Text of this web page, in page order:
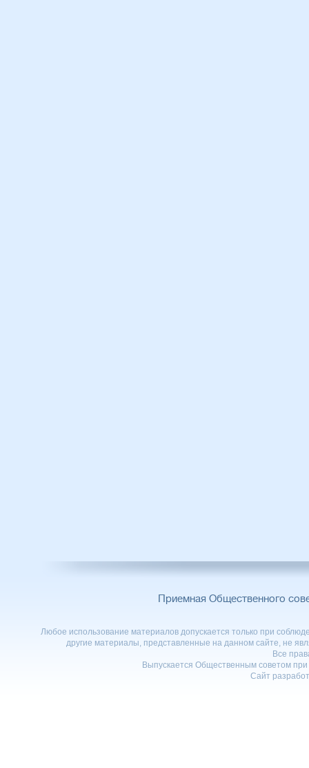
Приемная Общественного
Любое использование материалов допускается только при
другие материалы, представленные на данном сайте, не
Все
Выпускается Общественным советом
Сайт